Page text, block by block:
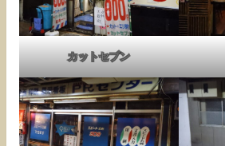
カットセブン